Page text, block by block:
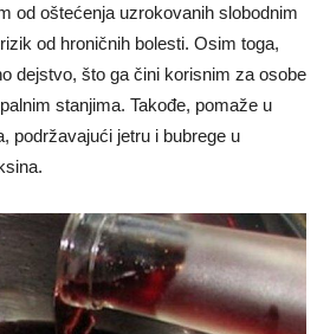
od oštećenja uzrokovanih slobodnim
od hroničnih bolesti. Osim toga,
dejstvo, što ga čini korisnim za osobe
stanjima. Takođe, pomaže u
podržavajući jetru i bubrege u